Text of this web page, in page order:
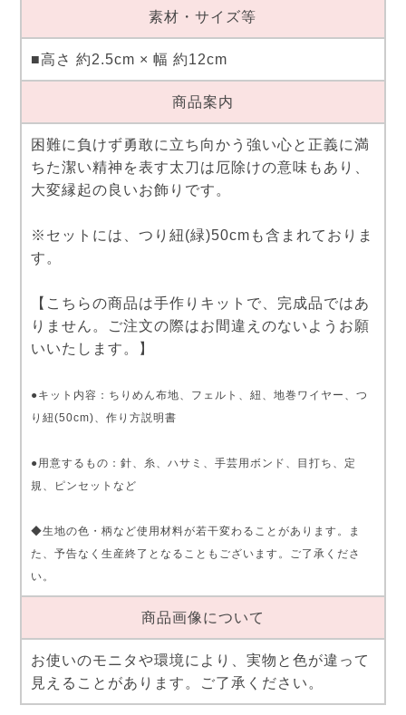
素材・サイズ等
■高さ 約2.5cm × 幅 約12cm
商品案内
困難に負けず勇敢に立ち向かう強い心と正義に満
ちた潔い精神を表す太刀は厄除けの意味もあり、
大変縁起の良いお飾りです。
※セットには、つり紐(緑)50cmも含まれておりま
す。
【こちらの商品は手作りキットで、完成品ではあ
りません。ご注文の際はお間違えのないようお願
いいたします。】
●キット内容：ちりめん布地、フェルト、紐、地巻ワイヤー、つ
り紐(50cm)、作り方説明書
●用意するもの：針、糸、ハサミ、手芸用ボンド、目打ち、定
規、ピンセットなど
◆生地の色・柄など使用材料が若干変わることがあります。ま
た、予告なく生産終了となることもございます。ご了承くださ
い。
商品画像について
お使いのモニタや環境により、実物と色が違って
見えることがあります。ご了承ください。